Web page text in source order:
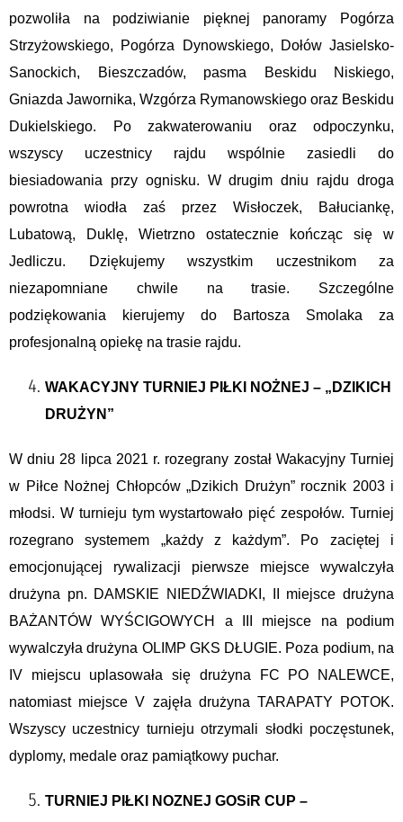
pozwoliła na podziwianie pięknej panoramy Pogórza
Strzyżowskiego, Pogórza Dynowskiego, Dołów Jasielsko-
Sanockich, Bieszczadów, pasma Beskidu Niskiego,
Gniazda Jawornika, Wzgórza Rymanowskiego oraz Beskidu
Dukielskiego. Po zakwaterowaniu oraz odpoczynku,
wszyscy uczestnicy rajdu wspólnie zasiedli do
biesiadowania przy ognisku. W drugim dniu rajdu droga
powrotna wiodła zaś przez Wisłoczek, Bałuciankę,
Lubatową, Duklę, Wietrzno ostatecznie kończąc się w
Jedliczu. Dziękujemy wszystkim uczestnikom za
niezapomniane chwile na trasie. Szczególne
podziękowania kierujemy do Bartosza Smolaka za
profesjonalną opiekę na trasie rajdu.
WAKACYJNY TURNIEJ PIŁKI NOŻNEJ – „DZIKICH
DRUŻYN”
W dniu 28 lipca 2021 r. rozegrany został Wakacyjny Turniej
w Piłce Nożnej Chłopców „Dzikich Drużyn” rocznik 2003 i
młodsi. W turnieju tym wystartowało pięć zespołów. Turniej
rozegrano systemem „każdy z każdym”. Po zaciętej i
emocjonującej rywalizacji pierwsze miejsce wywalczyła
drużyna pn. DAMSKIE NIEDŹWIADKI, II miejsce drużyna
BAŻANTÓW WYŚCIGOWYCH a III miejsce na podium
wywalczyła drużyna OLIMP GKS DŁUGIE. Poza podium, na
IV miejscu uplasowała się drużyna FC PO NALEWCE,
natomiast miejsce V zajęła drużyna TARAPATY POTOK.
Wszyscy uczestnicy turnieju otrzymali słodki poczęstunek,
dyplomy, medale oraz pamiątkowy puchar.
TURNIEJ PIŁKI NOZNEJ GOSiR CUP –